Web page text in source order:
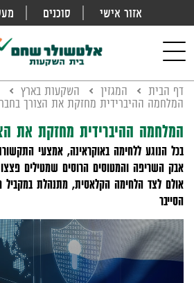
אזור אישי סוכנים
navigation
דף הבית המגזין
השקעות בארץ
המלחמה ההיברידית מחזקת את הצורך
המלחמה ההיברידית מחזקת את
בכל הנוגע ללחימה באוקראינה, אמצעי
אבק השריפה והמטוסים הרוסים שמטילים
אולם לצד הלחימה הקלאסית, מתנהלת
הסייבר